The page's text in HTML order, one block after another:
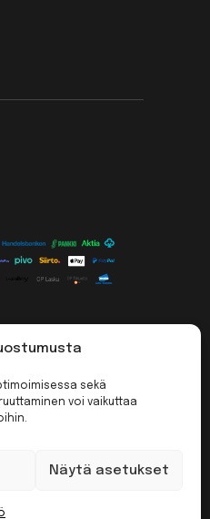
sekä
voi vaikuttaa
Näytä asetukset